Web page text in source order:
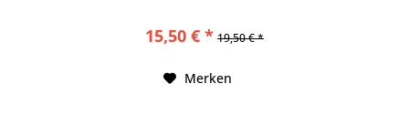
15,50 € * 19,50 € *
Merken